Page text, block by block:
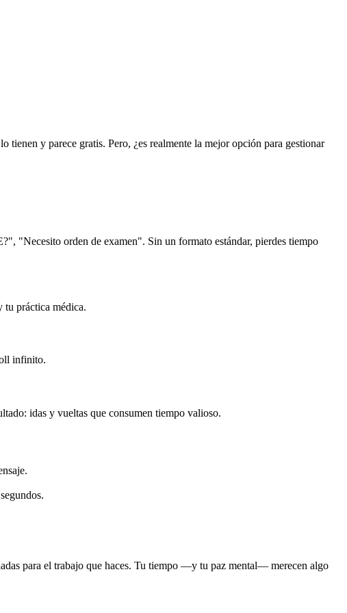
y parece gratis. Pero, ¿es realmente la mejor opción para gestionar
"Necesito orden de examen". Sin un formato estándar, pierdes tiempo
tu práctica médica.
infinito.
idas y vueltas que consumen tiempo valioso.
para el trabajo que haces. Tu tiempo —y tu paz mental— merecen algo